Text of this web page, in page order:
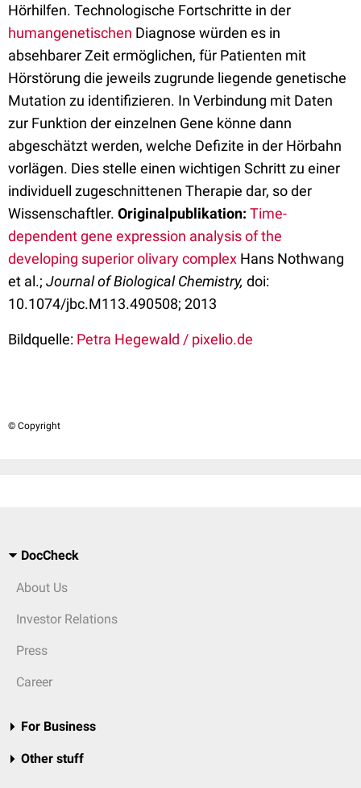
Hörhilfen. Technologische Fortschritte in der
humangenetischen Diagnose würden es in
absehbarer Zeit ermöglichen, für Patienten mit
Hörstörung die jeweils zugrunde liegende genetische
Mutation zu identifizieren. In Verbindung mit Daten
zur Funktion der einzelnen Gene könne dann
abgeschätzt werden, welche Defizite in der Hörbahn
vorlägen. Dies stelle einen wichtigen Schritt zu einer
individuell zugeschnittenen Therapie dar, so der
Wissenschaftler. Originalpublikation: Time-
dependent gene expression analysis of the
developing superior olivary complex Hans Nothwang
et al.; Journal of Biological Chemistry, doi:
10.1074/jbc.M113.490508; 2013
Bildquelle: Petra Hegewald / pixelio.de
© Copyright
DocCheck
About Us
Investor Relations
Press
Career
For Business
Other stuff